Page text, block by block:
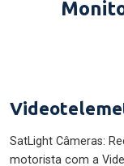
SatLight Câmeras:
motorista com a